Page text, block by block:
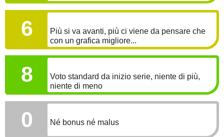
6
Più si va avanti, più ci viene da pensare che
con un grafica migliore...
8
Voto standard da inizio serie, niente di più,
niente di meno
0 Né bonus né malus